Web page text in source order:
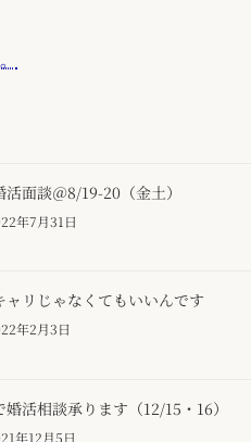
活面談＠8/19-20（金土）
年7月31日
ャリじゃなくてもいいんです
年2月3日
婚活相談承ります（12/15・16）
年12月5日